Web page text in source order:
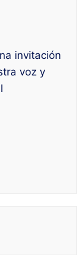
invitación
voz y